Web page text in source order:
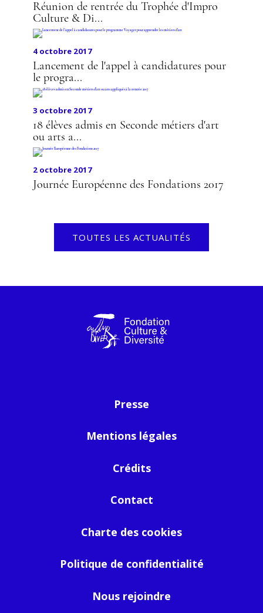
Réunion de rentrée du Trophée d'Impro
Culture & Di...
4 octobre 2017
Lancement de l'appel à candidatures pour
le progra...
3 octobre 2017
18 élèves admis en Seconde métiers d'art
ou arts a...
2 octobre 2017
Journée Européenne des Fondations 2017
TOUTES LES ACTUALITÉS
Presse
Mentions légales
Crédits
Contact
Charte des cookies
Politique de confidentialité
Nous rejoindre